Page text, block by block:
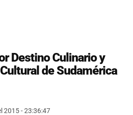
Destino Culinario y
de Sudamérica
2015 - 23:36:47